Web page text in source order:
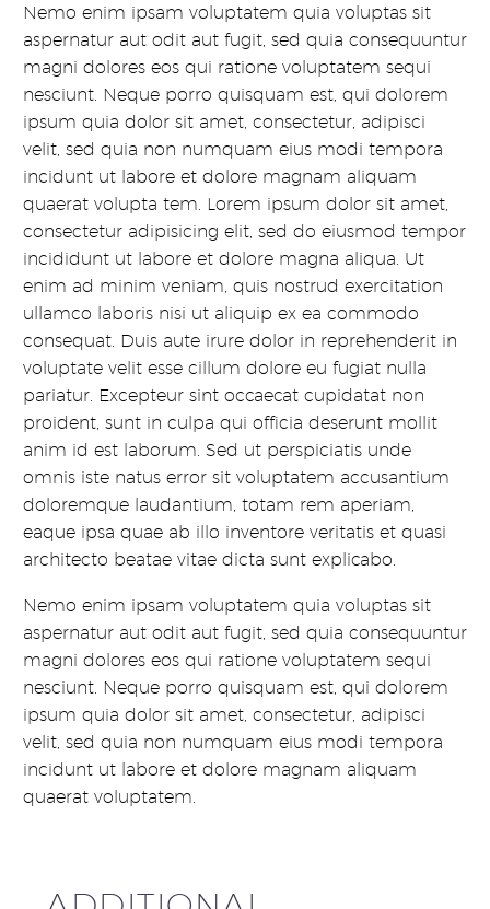
Nemo enim ipsam voluptatem quia voluptas sit
aspernatur aut odit aut fugit, sed quia consequuntur
magni dolores eos qui ratione voluptatem sequi
nesciunt. Neque porro quisquam est, qui dolorem
ipsum quia dolor sit amet, consectetur, adipisci
velit, sed quia non numquam eius modi tempora
incidunt ut labore et dolore magnam aliquam
quaerat volupta tem. Lorem ipsum dolor sit amet,
consectetur adipisicing elit, sed do eiusmod tempor
incididunt ut labore et dolore magna aliqua. Ut
enim ad minim veniam, quis nostrud exercitation
ullamco laboris nisi ut aliquip ex ea commodo
consequat. Duis aute irure dolor in reprehenderit in
voluptate velit esse cillum dolore eu fugiat nulla
pariatur. Excepteur sint occaecat cupidatat non
proident, sunt in culpa qui officia deserunt mollit
anim id est laborum. Sed ut perspiciatis unde
omnis iste natus error sit voluptatem accusantium
doloremque laudantium, totam rem aperiam,
eaque ipsa quae ab illo inventore veritatis et quasi
architecto beatae vitae dicta sunt explicabo.
Nemo enim ipsam voluptatem quia voluptas sit
aspernatur aut odit aut fugit, sed quia consequuntur
magni dolores eos qui ratione voluptatem sequi
nesciunt. Neque porro quisquam est, qui dolorem
ipsum quia dolor sit amet, consectetur, adipisci
velit, sed quia non numquam eius modi tempora
incidunt ut labore et dolore magnam aliquam
quaerat voluptatem.